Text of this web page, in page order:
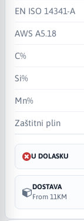
EN ISO 14341-A
AWS A5.18
C%
Si%
Mn%
Zaštitni plin
U DOLASKU
DOSTAVA
From 11KM